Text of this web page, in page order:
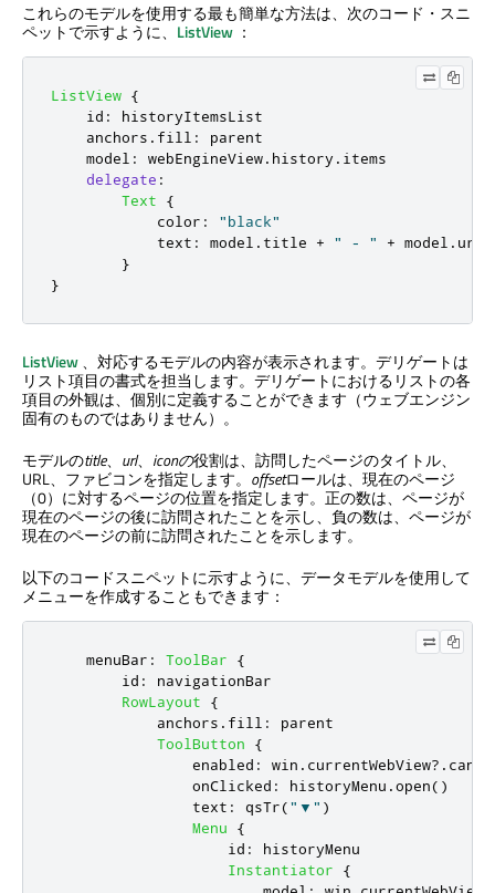
これらのモデルを使用する最も簡単な方法は、次のコード・スニ
ペットで示すように、 ListView ：
ListView {
id :
historyItemsList
anchors . fill :
parent
model : webEngineView. history . items
delegate :
Text
{
color :
"black"
text : model . title + " - " + model . url
}
}
ListView、対応するモデルの内容が表示されます。デリゲートは
リスト項目の書式を担当します。デリゲートにおけるリストの各
項目の外観は、個別に定義することができます（ウェブエンジン
固有のものではありません）。
モデルのtitle、 url、 iconの役割は、訪問したページのタイトル、
URL、ファビコンを指定します。 offsetロールは、現在のページ
（0）に対するページの位置を指定します。正の数は、ページが
現在のページの後に訪問されたことを示し、負の数は、ページが
現在のページの前に訪問されたことを示します。
以下のコードスニペットに示すように、データモデルを使用して
メニューを作成することもできます：
menuBar : ToolBar
{
id :
navigationBar
RowLayout
{
anchors . fill :
parent
ToolButton
{
enabled : win . currentWebView?.
onClicked : historyMenu .open()
text : qsTr("▼" )
Menu
{
id :
historyMenu
Instantiator
{